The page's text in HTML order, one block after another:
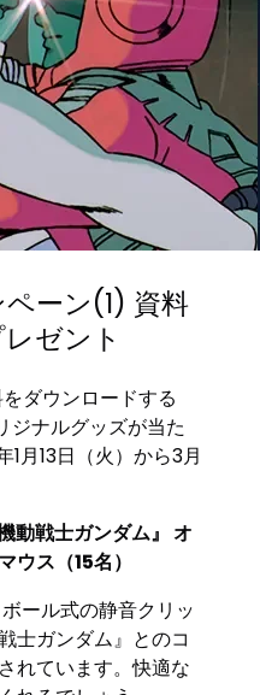
ーン(1) 資料
ゼント
ダウンロードする
ジナルグッズが当た
月13日（火）から3月
動戦士ガンダム』 オ
ウス（15名）
ール式の静音クリッ
士ガンダム』とのコ
れています。快適な